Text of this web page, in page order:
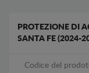
PROTEZIONE DI
SANTA FE (2024-
Codice del